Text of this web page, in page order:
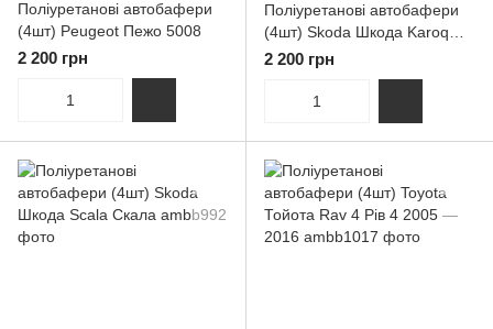
Поліуретанові автобафери
(4шт) Peugeot Пежо 5008
2 200 грн
Поліуретанові автобафери
(4шт) Skoda Шкода Karoq
Карок
2 200 грн